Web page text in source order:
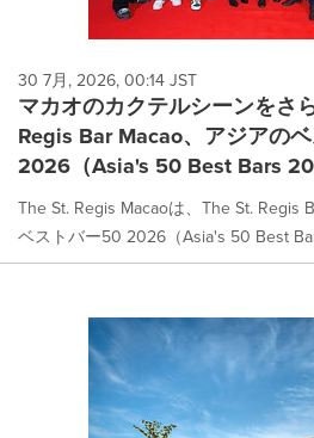
30 7月, 2026, 00:14 JST
マカオのカクテルシーンをさ
Regis Bar Macao、アジアの
2026（Asia's 50 Best Bars
The St. Regis Macaoは、The St. Regis
ベストバー50 2026（Asia's 50 Best